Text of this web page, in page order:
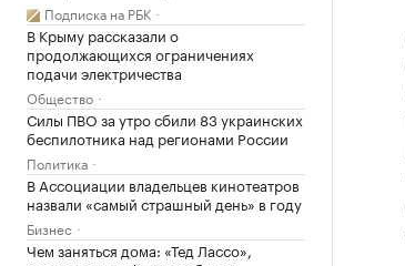
Подписка на РБК
В Крыму рассказали о
продолжающихся ограничениях
подачи электричества
Общество
Силы ПВО за утро сбили 83 украинских
беспилотника над регионами России
Политика
В Ассоциации владельцев кинотеатров
назвали «самый страшный день» в году
Бизнес
Чем заняться дома: «Тед Лассо»,